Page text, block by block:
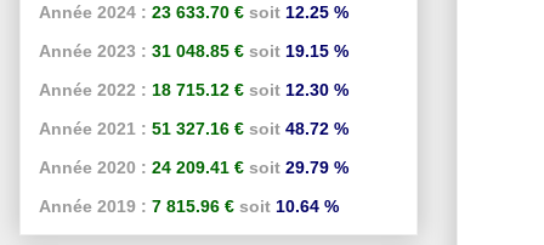
Année 2024 : 23 633.70 € soit 12.25 %
Année 2023 : 31 048.85 € soit 19.15 %
Année 2022 : 18 715.12 € soit 12.30 %
Année 2021 : 51 327.16 € soit 48.72 %
Année 2020 : 24 209.41 € soit 29.79 %
Année 2019 : 7 815.96 € soit 10.64 %